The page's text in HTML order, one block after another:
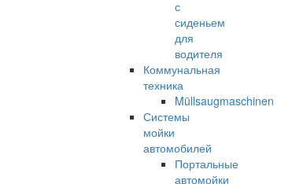
с
сиденьем
для
водителя
Коммунальная
техника
Müllsaugmaschinen
Системы
мойки
автомобилей
Портальные
автомойки